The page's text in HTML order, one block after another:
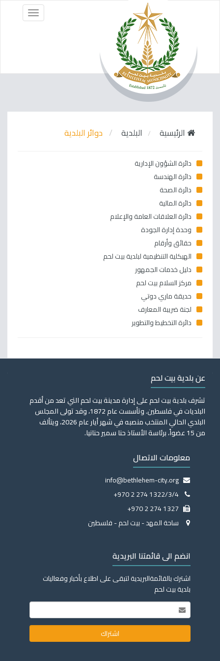
Menu
الرئيسية البلدية دوائر البلدية
دائرة الشؤون الإدارية
دائرة الهندسة
دائرة الصحة
دائرة المالية
دائرة العلاقات العامة والإعلام
وحدة إدارة الجودة
حقائق وأرقام
الهيكلية التنظيمية لبلدية بيت لحم
دليل خدمات الجمهور
مركز السلام بيت لحم
حديقة ماري دوتي
لجنة ضريبة المعارف
دائرة التخطيط والتطوير
عن بلدية بيت لحم
تشرف بلدية بيت لحم على إدارة مدينة بيت لحم التي تعد من أقدم
البلديات في فلسطين. وتأسست عام 1872، وقد تولى المجلس
البلدي الحالي المنتخب منصبه في شهر أيار عام 2026، ويتألف
من 15 عضواً، برئاسة الأستاذ حنا سمير حنانيا.
معلومات الاتصال
info@bethlehem-city.org
+970 2 274 1322/3/4
+970 2 274 1327
ساحة المهد - بيت لحم - فلسطين
انضم الى قائمتنا البريدية
اشترك بالقائمةالبريدية لتبقى على اطلاع بأخبار وفعاليات
بلدية بيت لحم